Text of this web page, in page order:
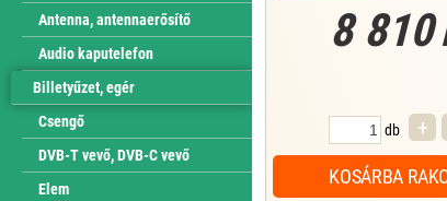
Antenna, antennaerősítő
Audio kaputelefon
Billetyűzet, egér
Csengő
DVB-T vevő, DVB-C vevő
Elem
súrlódást, am...8 810
db +
KOSÁRBA